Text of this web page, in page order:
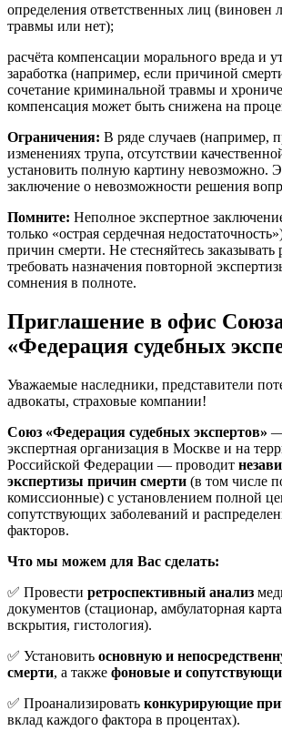
определения ответственных лиц (виновен
травмы или нет);
расчёта компенсации морального вреда и
заработка (например, если причиной
сочетание криминальной травмы и
компенсация может быть снижена на
Ограничения: В ряде случаев (например,
изменениях трупа, отсутствии
установить полную картину невозможно.
заключение о невозможности решения
Помните: Неполное экспертное
только «острая сердечная
причин смерти. Не стесняйтесь
требовать назначения повторной
сомнения в полноте.
Приглашение в офис
«Федерация судебных
Уважаемые наследники, представители
адвокаты, страховые компании!
Союз «Федерация судебных экспертов» —
экспертная организация в Москве и на
Российской Федерации — проводит
экспертизы причин смерти (в том числе
комиссионные) с установлением полной
сопутствующих заболеваний и
факторов.
Что мы можем для Вас сделать:
✅ Провести ретроспективный анализ
документов (стационар, амбулаторная
вскрытия, гистология).
✅ Установить основную и
смерти, а также фоновые и
✅ Проанализировать конкурирующие
вклад каждого фактора в процентах).